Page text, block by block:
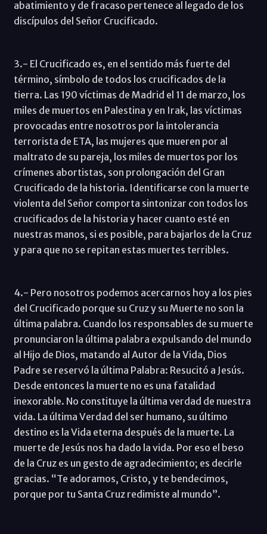
abatimiento y de fracaso pertenece al legado de los
discípulos del Señor Crucificado.
3.- El Crucificado es, en el sentido más fuerte del
término, símbolo de todos los crucificados de la
tierra. Las 190 víctimas de Madrid el 11 de marzo, los
miles de muertos en Palestina y en Irak, las víctimas
provocadas entre nosotros por la intolerancia
terrorista de ETA, las mujeres que mueren por al
maltrato de su pareja, los miles de muertos por los
crímenes abortistas, son prolongación del Gran
Crucificado de la historia. Identificarse con la muerte
violenta del Señor comporta sintonizar con todos los
crucificados de la historia y hacer cuanto esté en
nuestras manos, si es posible, para bajarlos de la Cruz
y para que no se repitan estas muertes terribles.
4.- Pero nosotros podemos acercarnos hoy a los pies
del Crucificado porque su Cruz y su Muerte no son la
última palabra. Cuando los responsables de su muerte
pronunciaron la última palabra expulsando del mundo
al Hijo de Dios, matando al Autor de la Vida, Dios
Padre se reservó la última Palabra: Resucitó a Jesús.
Desde entonces la muerte no es una fatalidad
inexorable. No constituye la última verdad de nuestra
vida. La última Verdad del ser humano, su último
destino es la Vida eterna después de la muerte. La
muerte de Jesús nos ha dado la vida. Por eso el beso
de la Cruz es un gesto de agradecimiento; es decirle
gracias. “Te adoramos, Cristo, y te bendecimos,
porque por tu Santa Cruz redimiste al mundo”.